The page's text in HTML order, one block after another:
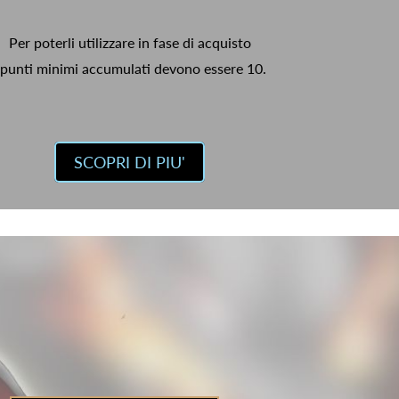
Per poterli utilizzare in fase di acquisto
minimi accumulati devono essere 10.
SCOPRI DI PIU'